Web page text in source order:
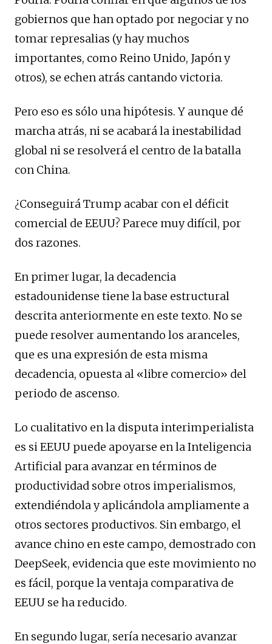
gobiernos que han optado por negociar y no
tomar represalias (y hay muchos
importantes, como Reino Unido, Japón y
otros), se echen atrás cantando victoria.
Pero eso es sólo una hipótesis. Y aunque dé
marcha atrás, ni se acabará la inestabilidad
global ni se resolverá el centro de la batalla
con China.
¿Conseguirá Trump acabar con el déficit
comercial de EEUU? Parece muy difícil, por
dos razones.
En primer lugar, la decadencia
estadounidense tiene la base estructural
descrita anteriormente en este texto. No se
puede resolver aumentando los aranceles,
que es una expresión de esta misma
decadencia, opuesta al «libre comercio» del
periodo de ascenso.
Lo cualitativo en la disputa interimperialista
es si EEUU puede apoyarse en la Inteligencia
Artificial para avanzar en términos de
productividad sobre otros imperialismos,
extendiéndola y aplicándola ampliamente a
otros sectores productivos. Sin embargo, el
avance chino en este campo, demostrado con
DeepSeek, evidencia que este movimiento no
es fácil, porque la ventaja comparativa de
EEUU se ha reducido.
En segundo lugar, sería necesario avanzar